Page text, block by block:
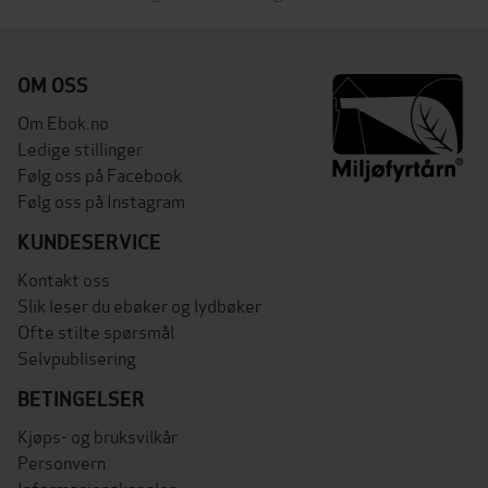
OM OSS
Om Ebok.no
Ledige stillinger
Følg oss på Facebook
Følg oss på Instagram
KUNDESERVICE
Kontakt oss
Slik leser du ebøker og lydbøker
Ofte stilte spørsmål
Selvpublisering
BETINGELSER
Kjøps- og bruksvilkår
Personvern